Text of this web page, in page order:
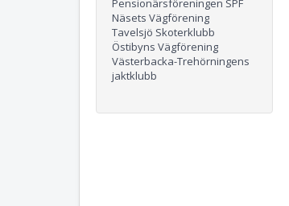
Näsets Vägförening
Tavelsjö Skoterklubb
Östibyns Vägförening
Västerbacka-Trehörningens
jaktklubb